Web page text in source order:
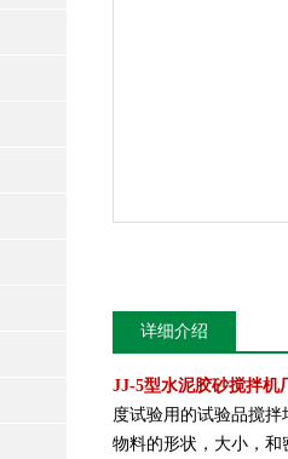
详细介绍
JJ-5型水泥胶砂搅拌机
度试验用的试验品搅
物料的形状，大小，